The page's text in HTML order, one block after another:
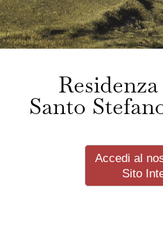
Santo
Accedi al
Sito